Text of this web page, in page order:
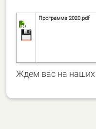
Программа 2020.pdf
Ждем вас на наших